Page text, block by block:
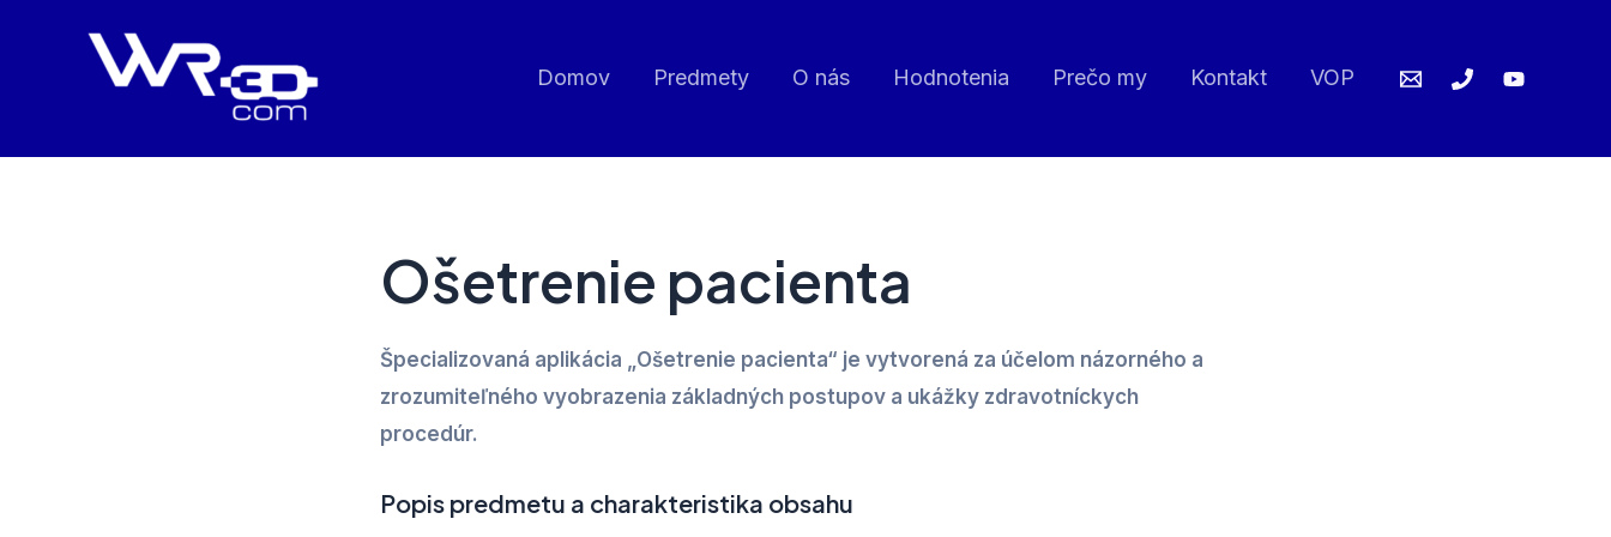
Domov Predmety O nás Hodnotenia Prečo my Kontakt VOP
Ošetrenie pacienta
Špecializovaná aplikácia „Ošetrenie pacienta“ je vytvorená za účelom názorného a
zrozumiteľného vyobrazenia základných postupov a ukážky zdravotníckych
procedúr.
Popis predmetu a charakteristika obsahu